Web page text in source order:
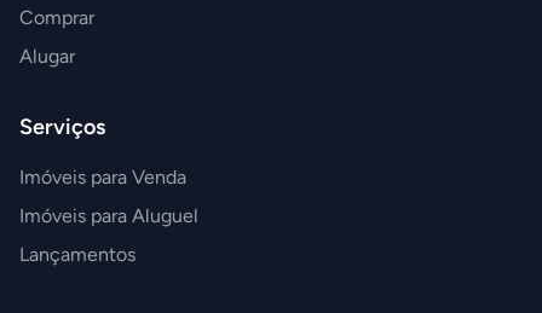
Comprar
Alugar
Serviços
Imóveis para Venda
Imóveis para Aluguel
Lançamentos